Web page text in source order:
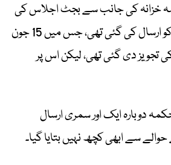
خزانہ کی جانب سے بجٹ اجلاس کی
سمری وزیراعلیٰ ہاؤس کو ارسال کی گئی تھی، جس میں 15 جون
تجویز دی گئی تھی، لیکن اس پر
دوبارہ ایک اور سمری ارسال
سے ابھی کچھ نہیں بتایا گیا۔